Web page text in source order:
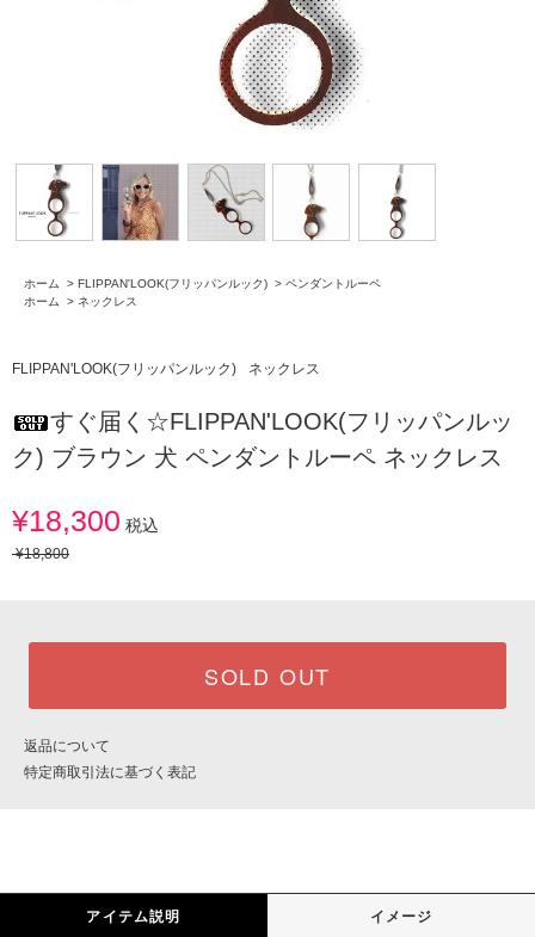
ホーム > FLIPPAN'LOOK(フリッパンルック) > ペンダントルーペ
ホーム
> ネックレス
FLIPPAN'LOOK(フリッパンルック) ネックレス
すぐ届く☆FLIPPAN'LOOK(フリッパンルッ
ク) ブラウン 犬 ペンダントルーペ ネックレス
¥18,300 税込
¥18,800
SOLD OUT
返品について
特定商取引法に基づく表記
アイテム説明 イメージ